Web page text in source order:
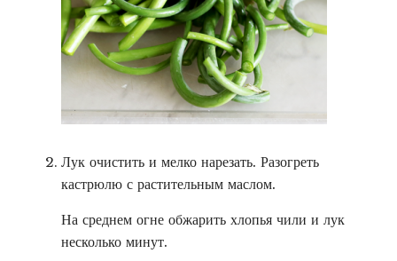
Лук очистить и мелко нарезать. Разогреть
кастрюлю с растительным маслом.
На среднем огне обжарить хлопья чили и лук
несколько минут.